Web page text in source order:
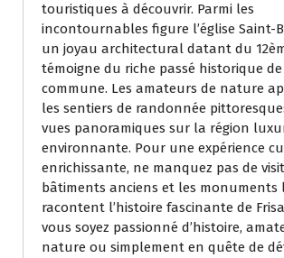
touristiques à découvrir. Parmi les
incontournables figure l’église Saint-
un joyau architectural datant du
témoigne du riche passé historique
commune. Les amateurs de nature
les sentiers de randonnée
vues panoramiques sur la région
environnante. Pour une expérience
enrichissante, ne manquez pas de
bâtiments anciens et les monuments
racontent l’histoire fascinante de
vous soyez passionné d’histoire,
nature ou simplement en quête de